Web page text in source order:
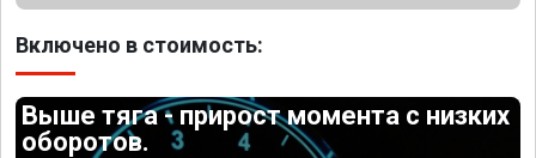
Включено в стоимость:
Выше тяга - прирост момента с низких
оборотов.